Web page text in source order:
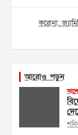
করোনা:
আরোও পড়ুন